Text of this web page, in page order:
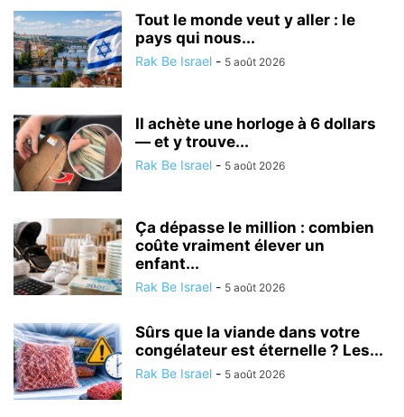
Tout le monde veut y aller : le
pays qui nous...
Rak Be Israel - 5 août 2026
Il achète une horloge à 6 dollars
— et y trouve...
Rak Be Israel - 5 août 2026
Ça dépasse le million : combien
coûte vraiment élever un
enfant...
Rak Be Israel - 5 août 2026
Sûrs que la viande dans votre
congélateur est éternelle ? Les...
Rak Be Israel - 5 août 2026